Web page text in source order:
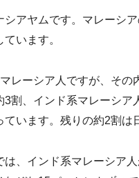
シアヤムです。マレーシ
います。
レーシア人ですが、そ
3割、インド系マレーシ
ています。残りの約2割は
は、インド系マレーシア